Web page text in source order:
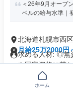
＜26年9月オープ
ベルの給与水準｜
北海道札幌市西区
月給25万2000円
求める人材: ◎無
や国家資格に落
即日勤務OK
ホーム